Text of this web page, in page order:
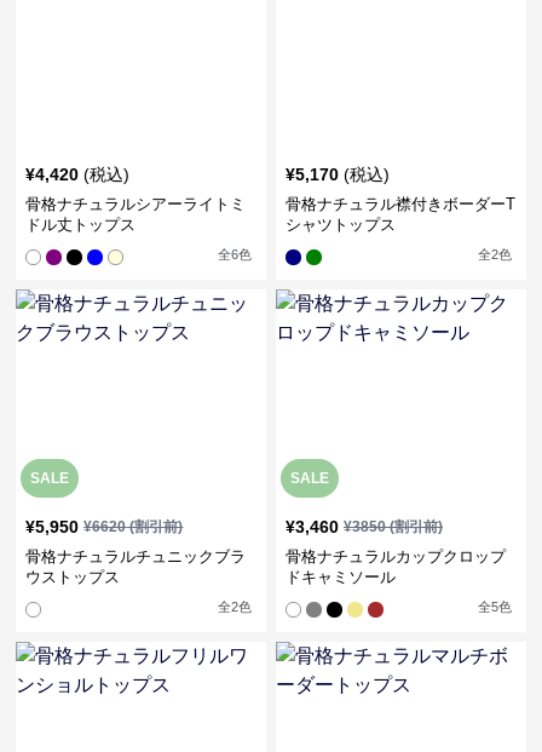
¥4,420 (税込)
骨格ナチュラルシアーライトミ
ドル丈トップス
全6色
¥5,170 (税込)
骨格ナチュラル襟付きボーダーT
シャツトップス
全2色
SALE
¥5,950 ¥6620(割引前)
骨格ナチュラルチュニックブラ
ウストップス
全2色
SALE
¥3,460 ¥3850(割引前)
骨格ナチュラルカップクロップ
ドキャミソール
全5色